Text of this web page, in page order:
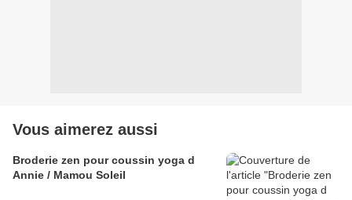
Vous aimerez aussi
Broderie zen pour coussin yoga d
Annie / Mamou Soleil